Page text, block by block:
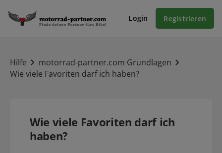
Login Registrieren
Hilfe
motorrad-partner.com Grundlagen
Wie viele Favoriten darf ich haben?
Wie viele Favoriten darf ich
haben?